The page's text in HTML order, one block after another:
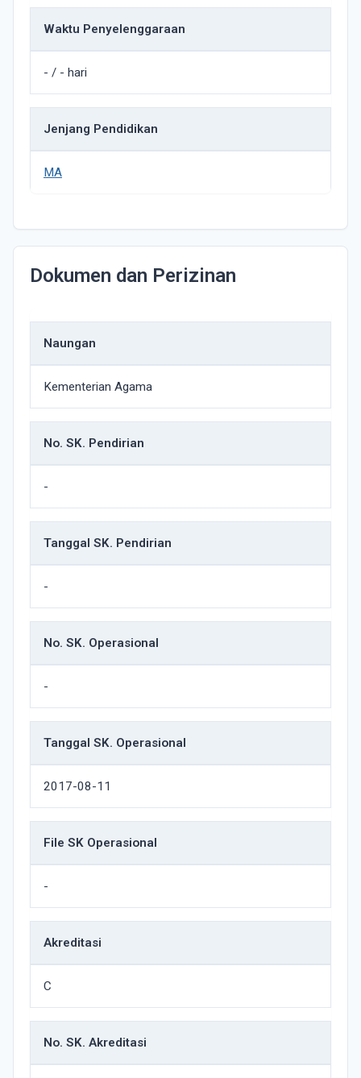
Waktu Penyelenggaraan
- / - hari
Jenjang Pendidikan
MA
Dokumen dan Perizinan
Naungan
Kementerian Agama
No. SK. Pendirian
-
Tanggal SK. Pendirian
-
No. SK. Operasional
-
Tanggal SK. Operasional
2017-08-11
File SK Operasional
-
Akreditasi
C
No. SK. Akreditasi